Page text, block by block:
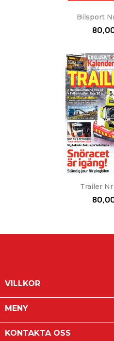
Bilsport
Trailer Nr
VILLKOR
MENY
KONTAKTA OSS